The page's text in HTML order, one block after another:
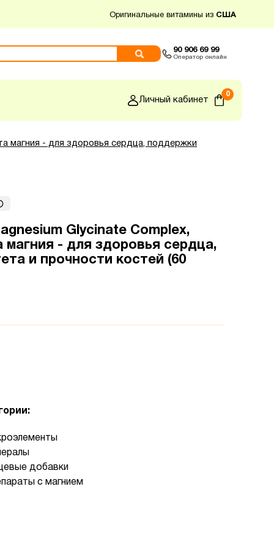
Оригинальные витамины из США
90 906 69 99
Оператор онлайн
Личный кабинет
0
магния - для здоровья сердца, поддержки
Glycinate Complex,
магния - для здоровья сердца,
и прочности костей (60
добавки
с магнием